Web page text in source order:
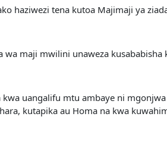
haziwezi tena kutoa Majimaji ya
maji mwilini unaweza kusababisha
uangalifu mtu ambaye ni
kutapika au Homa na kwa